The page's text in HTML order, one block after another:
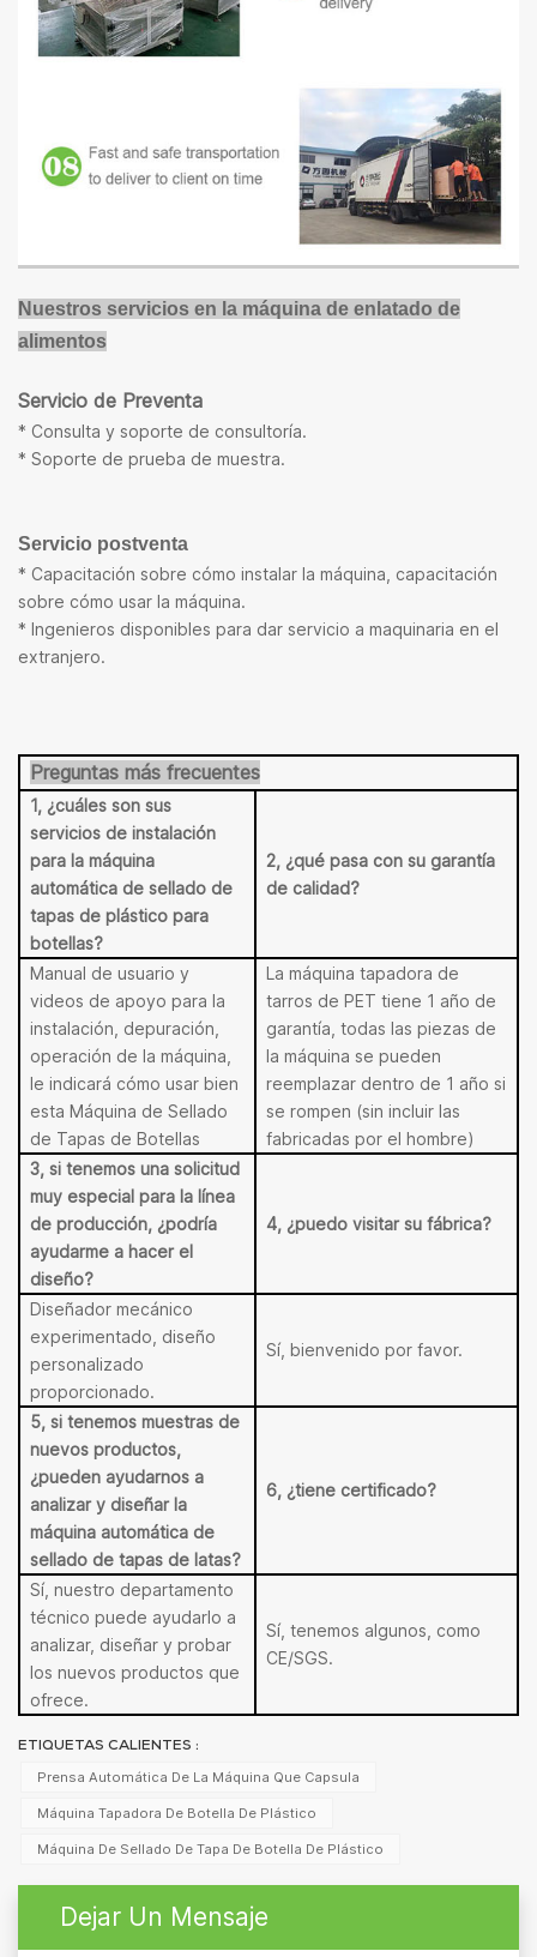
Nuestros servicios en la máquina de enlatado de
alimentos
Servicio de Preventa
* Consulta y soporte de consultoría.
* Soporte de prueba de muestra.
Servicio postventa
* Capacitación sobre cómo instalar la máquina, capacitación
sobre cómo usar la máquina.
* Ingenieros disponibles para dar servicio a maquinaria en el
extranjero.
Preguntas más frecuentes
1, ¿cuáles son sus
servicios de instalación
para la máquina
automática de sellado de
tapas de plástico para
botellas?
2, ¿qué pasa con su garantía
de calidad?
Manual de usuario y
videos de apoyo para la
instalación, depuración,
operación de la máquina,
le indicará cómo usar bien
esta Máquina de Sellado
de Tapas de Botellas
La máquina tapadora de
tarros de PET tiene 1 año de
garantía, todas las piezas de
la máquina se pueden
reemplazar dentro de 1 año si
se rompen (sin incluir las
fabricadas por el hombre)
3, si tenemos una solicitud
muy especial para la línea
de producción, ¿podría
ayudarme a hacer el
diseño?
4, ¿puedo visitar su fábrica?
Diseñador mecánico
experimentado, diseño
personalizado
proporcionado.
Sí, bienvenido por favor.
5, si tenemos muestras de
nuevos productos,
¿pueden ayudarnos a
analizar y diseñar la
máquina automática de
sellado de tapas de latas?
6, ¿tiene certificado?
Sí, nuestro departamento
técnico puede ayudarlo a
analizar, diseñar y probar
los nuevos productos que
ofrece.
Sí, tenemos algunos, como
CE/SGS.
ETIQUETAS CALIENTES :
Prensa Automática De La Máquina Que Capsula
Máquina Tapadora De Botella De Plástico
Máquina De Sellado De Tapa De Botella De Plástico
Dejar Un Mensaje